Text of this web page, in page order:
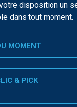
disposition un
dans tout moment.
MOMENT
& PICK